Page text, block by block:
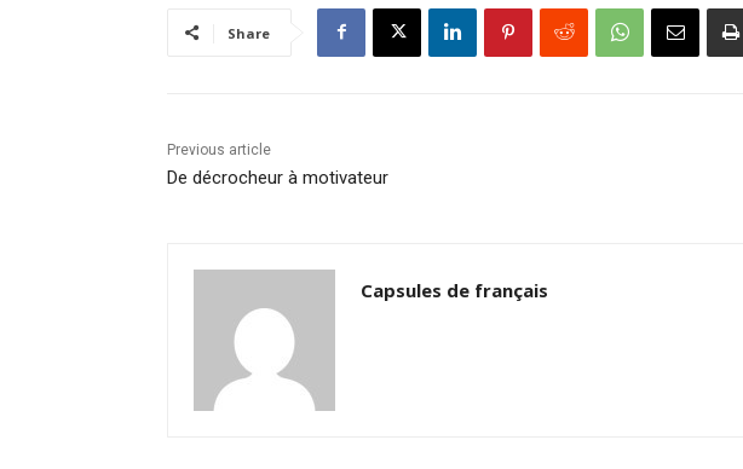
Share
Previous article
De décrocheur à motivateur
Capsules de français